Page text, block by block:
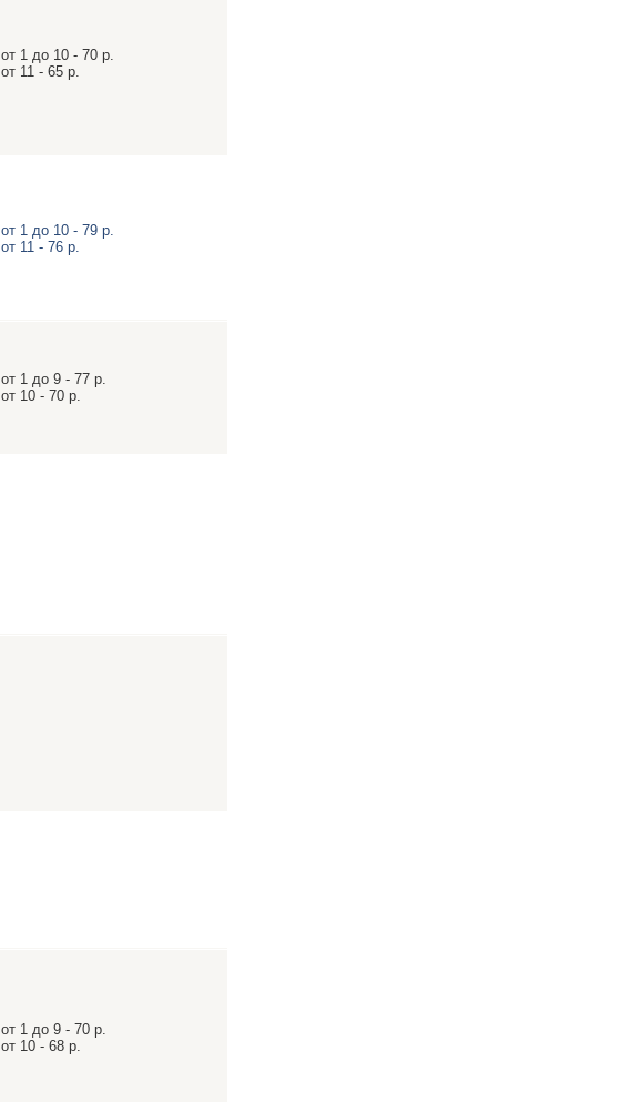
от 1 до 10 - 70 р.
от 11 - 65 р.
от 1 до 10 - 79 р.
от 11 - 76 р.
от 1 до 9 - 77 р.
от 10 - 70 р.
от 1 до 9 - 70 р.
от 10 - 68 р.